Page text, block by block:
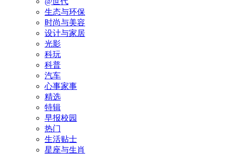
生态与环保
时尚与美容
设计与家居
光影
科玩
科普
汽车
心事家事
精选
特辑
早报校园
热门
生活贴士
星座与生肖